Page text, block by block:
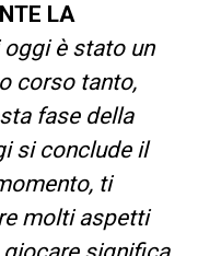
LA
oggi è stato un
corso tanto,
fase della
si conclude il
ti
molti aspetti